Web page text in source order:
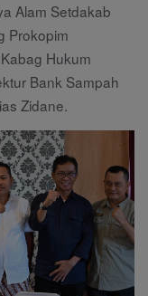
Alam Setdakab
Prokopim
Hukum
Bank Sampah
Zidane.